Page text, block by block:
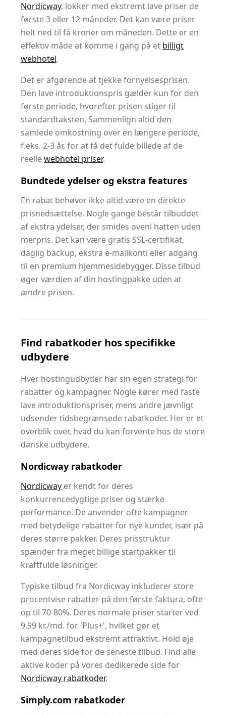
Nordicway, lokker med ekstremt lave priser de
første 3 eller 12 måneder. Det kan være priser
helt ned til få kroner om måneden. Dette er en
effektiv måde at komme i gang på et billigt
webhotel.
Det er afgørende at tjekke fornyelsesprisen.
Den lave introduktionspris gælder kun for den
første periode, hvorefter prisen stiger til
standardtaksten. Sammenlign altid den
samlede omkostning over en længere periode,
f.eks. 2-3 år, for at få det fulde billede af de
reellewebhotel priser.
Bundtede ydelser og ekstra features
En rabat behøver ikke altid være en direkte
prisnedsættelse. Nogle gange består tilbuddet
af ekstra ydelser, der smides oveni hatten uden
merpris. Det kan være gratis SSL-certifikat,
daglig backup, ekstra e-mailkonti eller adgang
til en premium hjemmesidebygger. Disse tilbud
øger værdien af din hostingpakke uden at
ændre prisen.
Find rabatkoder hos specifikke
udbydere
Hver hostingudbyder har sin egen strategi for
rabatter og kampagner. Nogle kører med faste
lave introduktionspriser, mens andre jævnligt
udsender tidsbegrænsede rabatkoder. Her er et
overblik over, hvad du kan forvente hos de store
danske udbydere.
Nordicway rabatkoder
Nordicway er kendt for deres
konkurrencedygtige priser og stærke
performance. De anvender ofte kampagner
med betydelige rabatter for nye kunder, især på
deres større pakker. Deres prisstruktur
spænder fra meget billige startpakker til
kraftfulde løsninger.
Typiske tilbud fra Nordicway inkluderer store
procentvise rabatter på den første faktura, ofte
op til 70-80%. Deres normale priser starter ved
9.99 kr./md. for 'Plus+', hvilket gør et
kampagnetilbud ekstremt attraktivt. Hold øje
med deres side for de seneste tilbud. Find alle
aktive koder på vores dedikerede side for
Nordicway rabatkoder.
Simply.com rabatkoder